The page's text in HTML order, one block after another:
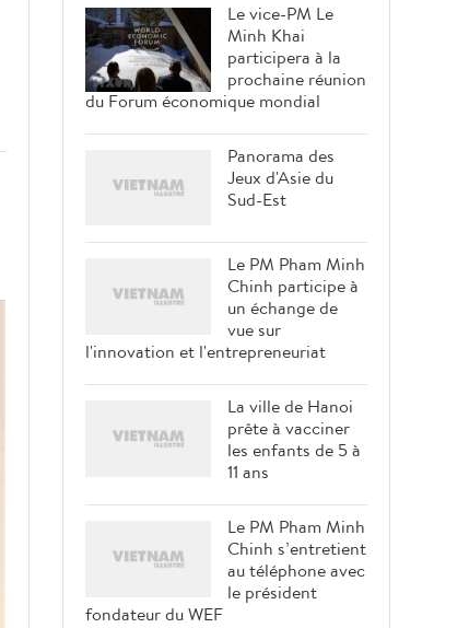
Le vice-PM Le
Minh Khai
participera à la
prochaine réunion
du Forum économique mondial
Panorama des
Jeux d'Asie du
Sud-Est
Le PM Pham Minh
Chinh participe à
un échange de
vue sur
l'innovation et l'entrepreneuriat
La ville de Hanoi
prête à vacciner
les enfants de 5 à
11 ans
Le PM Pham Minh
Chinh s’entretient
au téléphone avec
le président
fondateur du WEF